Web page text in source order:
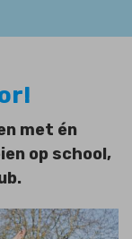
met én
op school,